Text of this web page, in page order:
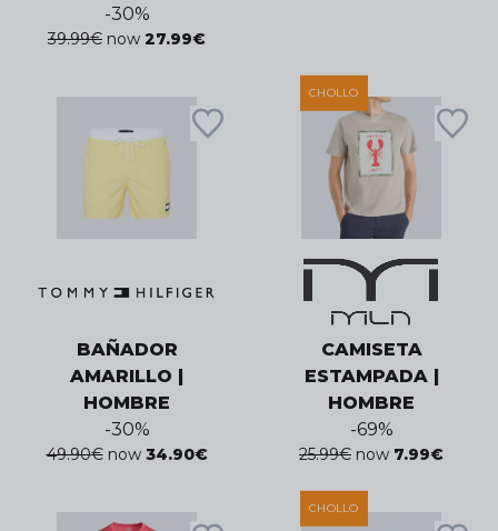
-30%
39.99€ now 27.99€
BAÑADOR
AMARILLO |
HOMBRE
-30%
49.90€ now 34.90€
CHOLLO
CAMISETA
ESTAMPADA |
HOMBRE
-69%
25.99€ now 7.99€
CHOLLO